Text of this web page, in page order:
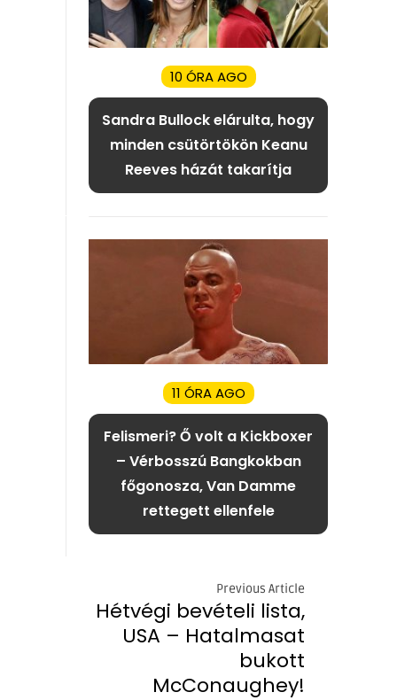
10 ÓRA AGO
Sandra Bullock elárulta, hogy
minden csütörtökön Keanu
Reeves házát takarítja
11 ÓRA AGO
Felismeri? Ő volt a Kickboxer
– Vérbosszú Bangkokban
főgonosza, Van Damme
rettegett ellenfele
Previous Article
Hétvégi bevételi lista,
USA – Hatalmasat
bukott
McConaughey!